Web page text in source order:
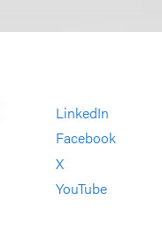
LinkedIn
Facebook
X
YouTube